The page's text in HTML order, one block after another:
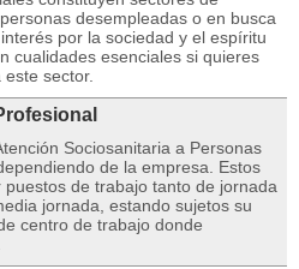
desempleadas o en busca
por la sociedad y el espíritu
cualidades esenciales si quieres
sector.
Sociosanitaria a Personas
de la empresa. Estos
de trabajo tanto de jornada
jornada, estando sujetos su
centro de trabajo donde